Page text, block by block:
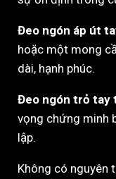
Đeo ngón áp út
hoặc một mong
dài, hạnh phúc.
Đeo ngón trỏ tay
vọng chứng minh
lập.
Không có nguyên